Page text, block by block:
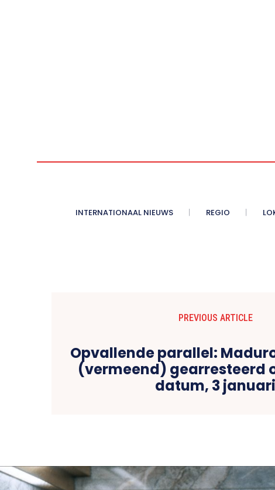
INTERNATIONAAL NIEUWS REGIO
PREVIOUS ARTICLE
Opvallende parallel:
(vermeend) gearresteerd
datum, 3 januari